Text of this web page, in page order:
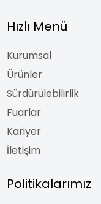
Hızlı Menü
Kurumsal
Ürünler
Sürdürülebilirlik
Fuarlar
Kariyer
İletişim
Politikalarımız